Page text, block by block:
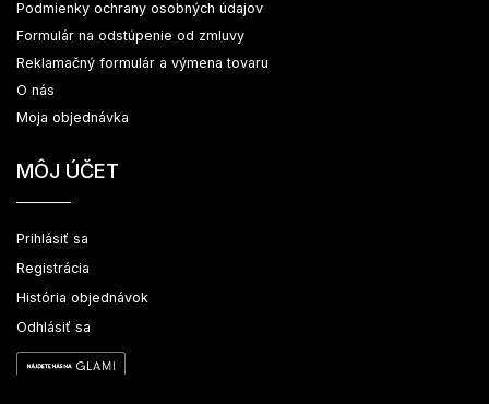
Podmienky ochrany osobných údajov
Formulár na odstúpenie od zmluvy
Reklamačný formulár a výmena tovaru
O nás
Moja objednávka
MÔJ ÚČET
Prihlásiť sa
Registrácia
História objednávok
Odhlásiť sa